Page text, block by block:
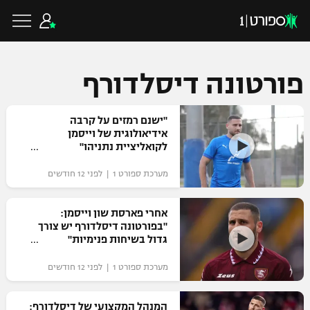
כדורגל ישראלי
ליגת העל
גביע הטוטו
ליגיונרים
גביע המדינה
כדורגל עולמי
ליגת האלופות
ליגה אירופית
ליגה אנגלית
כדורסל ישראלי
ליגת ווינר סל
ליגה לאומית
כדורסל עולמי
NBA
פורטונה דיסלדורף
"ישנם רמזים על קרבה
אידיאולוגית של וייסמן
לקואליציית נתניהו"
מערכת ספורט 1 | לפני 12 חודשים
אחרי פארסת שון וייסמן:
"בפורטונה דיסלדורף יש צורך
גדול בשיחות פנימיות"
מערכת ספורט 1 | לפני 12 חודשים
המנהל המקצועי של דיסלדורף: